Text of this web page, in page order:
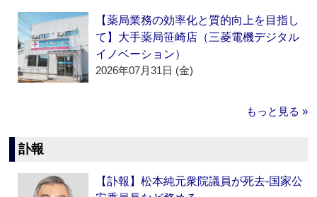
【薬局業務の効率化と質的向上を目指し
て】大手薬局笹崎店（三菱電機デジタル
イノベーション）
2026年07月31日 (金)
もっと見る »
訃報
【訃報】松本純元衆院議員が死去‐国家公